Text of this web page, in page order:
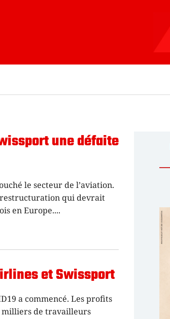
une défaite
le secteur de l’aviation.
restructuration qui devrait
en Europe.
et Swissport
a commencé. Les profits
milliers de travailleurs